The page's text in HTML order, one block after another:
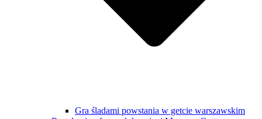
Gra śladami powstania w getcie warszawskim